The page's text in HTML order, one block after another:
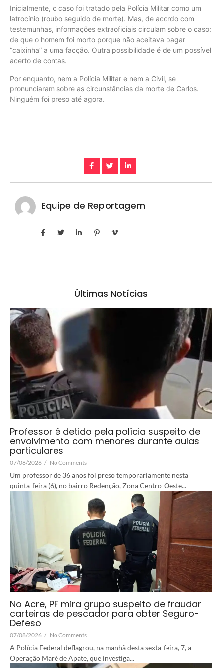
Inicialmente, o caso foi tratado pela Polícia Militar como um
latrocínio (roubo seguido de morte). Mas, de acordo com
testemunhas, informações extraoficiais circulam sobre o caso:
de que o homem foi morto porque não aceitava pagar
“caixinha” a uma facção. Outra possibilidade é de um possível
acerto de contas.
Por enquanto, nem a Polícia Militar e nem a Civil, se
pronunciaram sobre as circunstâncias da morte de Carlos.
Ninguém foi preso até agora.
Equipe de Reportagem
Últimas Notícias
Professor é detido pela polícia suspeito de
envolvimento com menores durante aulas
particulares
07/08/2026 / No Comments
Um professor de 36 anos foi preso temporariamente nesta
quinta-feira (6), no bairro Redenção, Zona Centro-Oeste...
No Acre, PF mira grupo suspeito de fraudar
carteiras de pescador para obter Seguro-
Defeso
07/08/2026 / No Comments
A Polícia Federal deflagrou, na manhã desta sexta-feira, 7, a
Operação Maré de Apate, que investiga...